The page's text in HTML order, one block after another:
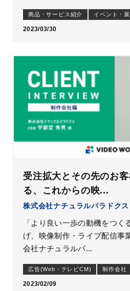
商品・サービス紹介 イベント・
2023/03/30
受注拡大とその先のお
る、これからの映...
株式会社ナチュラルパラドクス
「より良い一歩の動機をつく
げ、映像制作・ライブ配信事
会社ナチュラルパ...
広告(Web・テレビCM) 制作会社
2023/02/09